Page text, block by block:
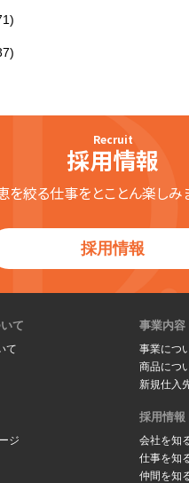
Recruit
採用情報
を絞る仕事をとことん楽しみ
採用情報
て
て
事業内容
事業につ
商品につ
新規仕入
ジ
採用情報
会社を知
仕事を知
仲間を知